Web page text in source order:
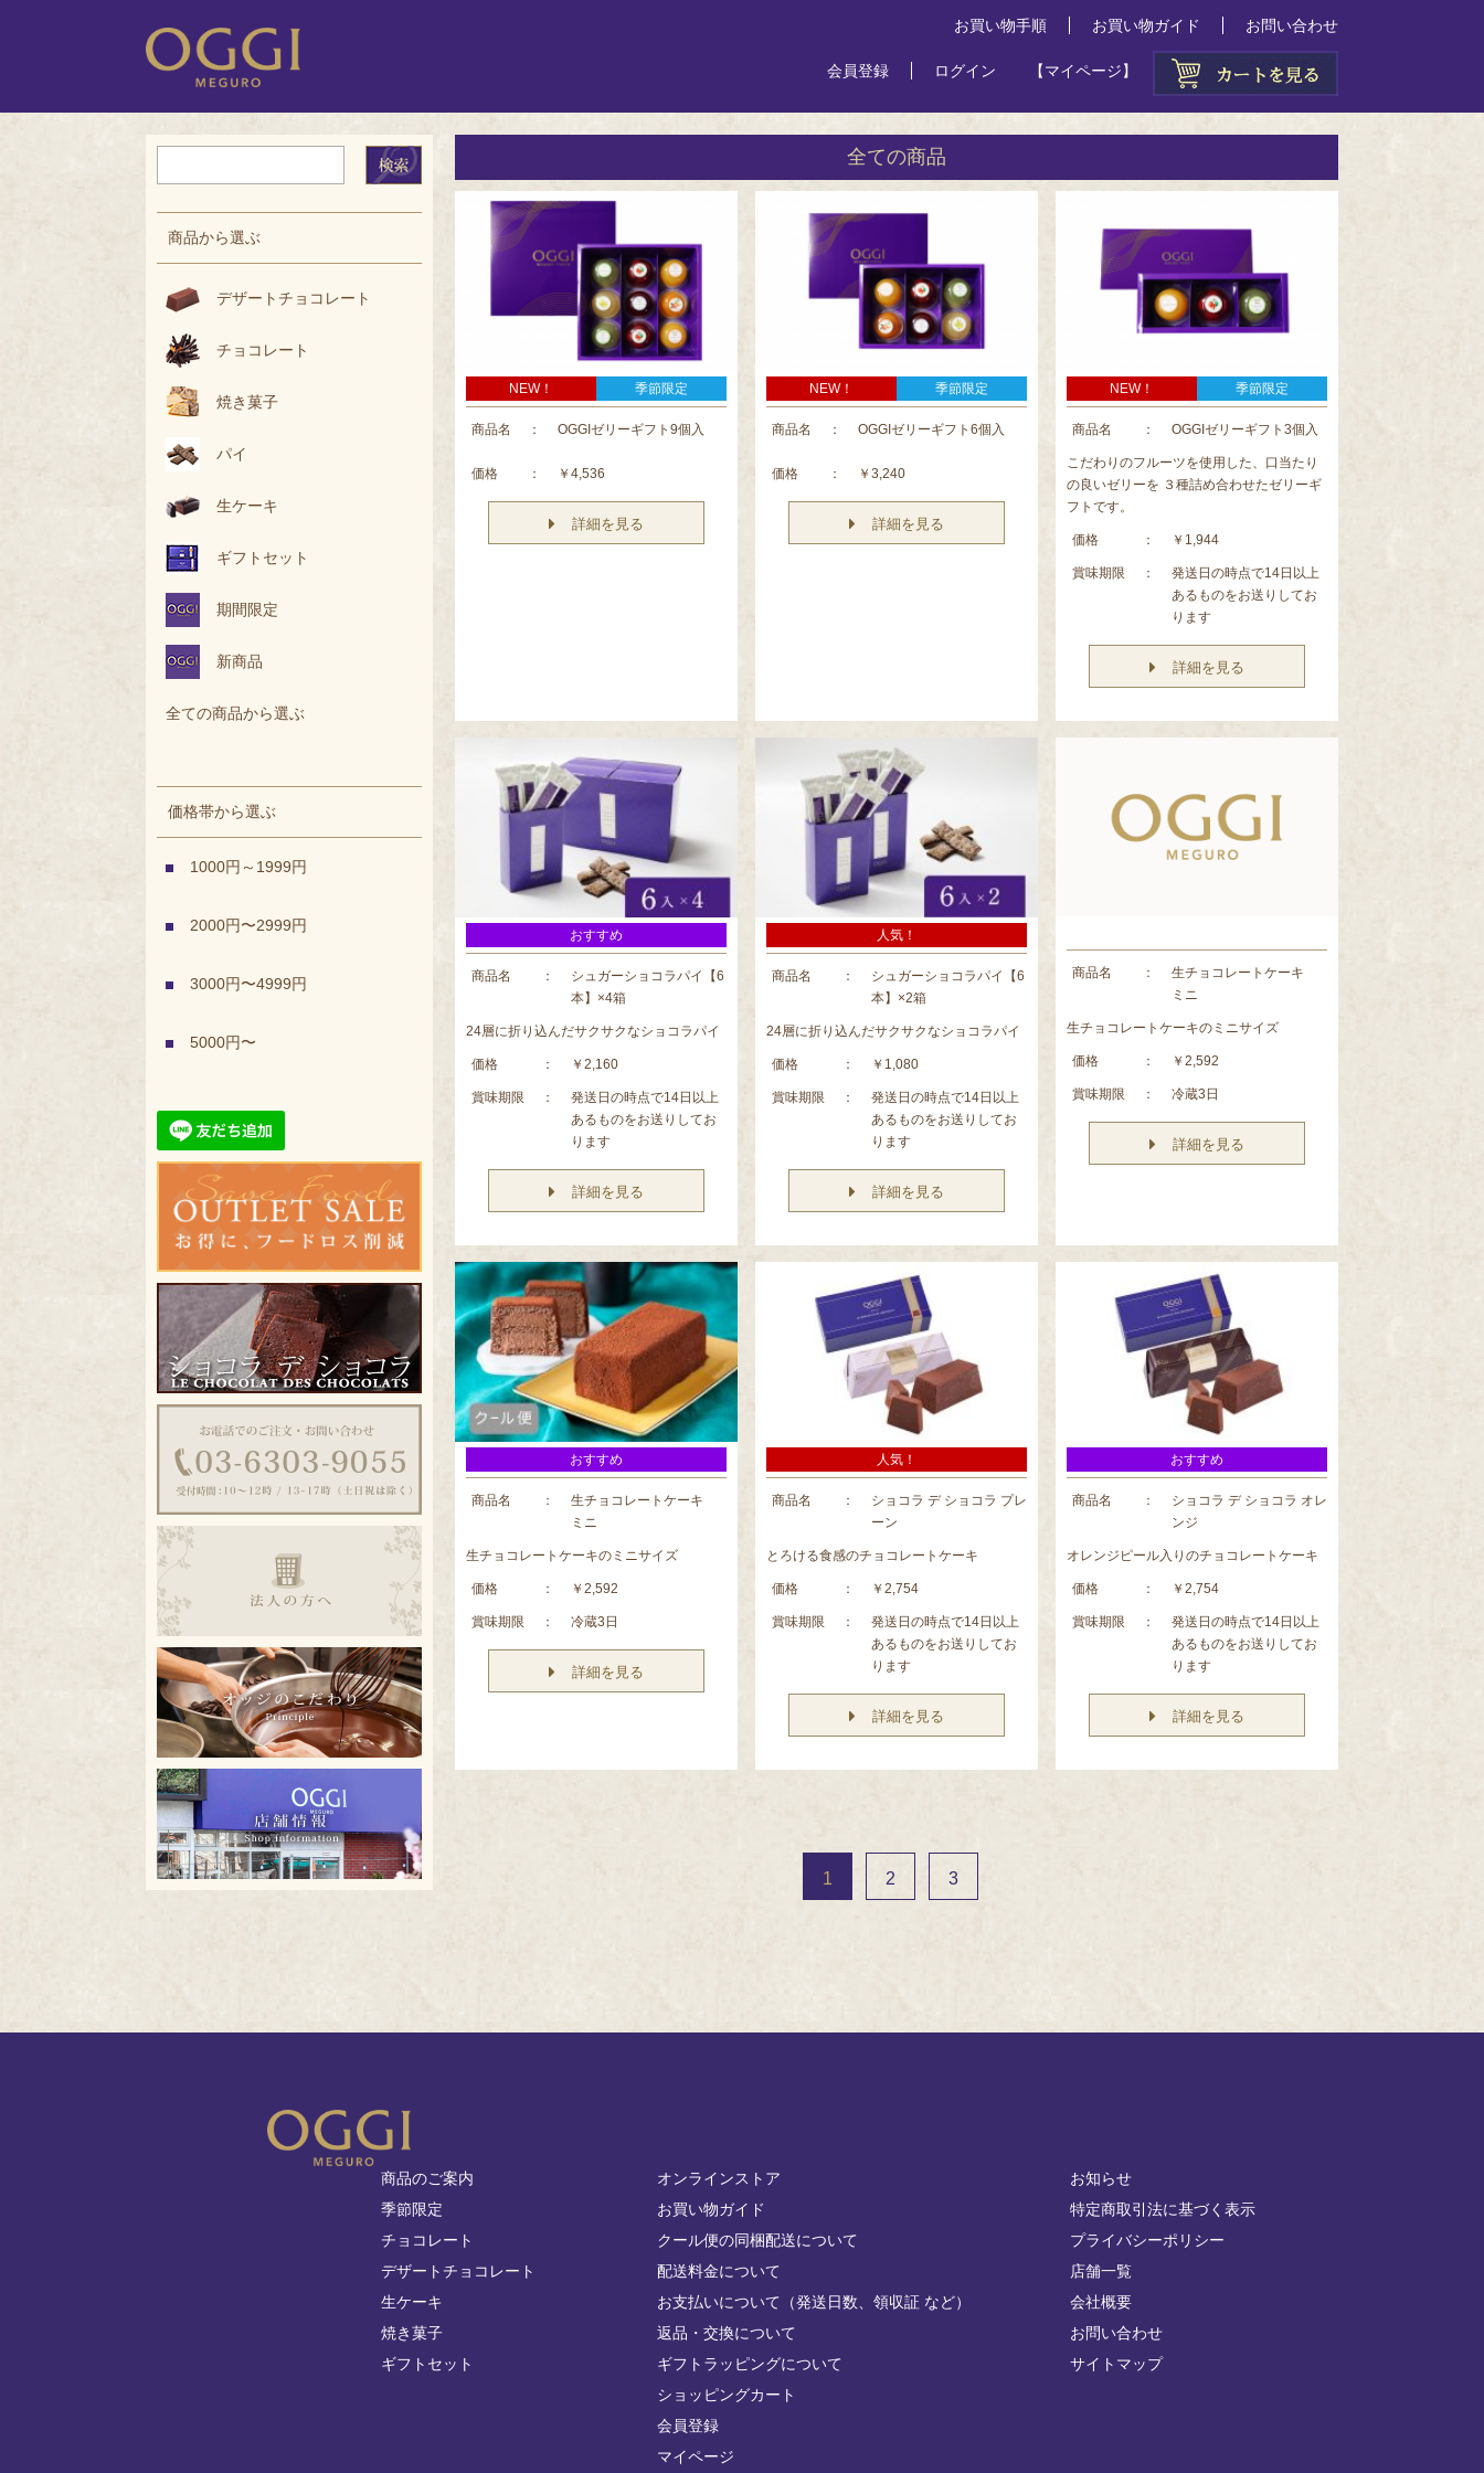
お買い物手順 お買い物ガイド お問い合わせ
会員登録 ログイン 【マイページ】
全ての商品
NEW！ 季節限定
商品名 ： OGGIゼリーギフト9個入
価格 ： ￥4,536
詳細を見る
NEW！ 季節限定
商品名 ： OGGIゼリーギフト6個入
価格 ： ￥3,240
詳細を見る
NEW！ 季節限定
商品名 ： OGGIゼリーギフト3個入
こだわりのフルーツを使用した、口当たり
の良いゼリーを ３種詰め合わせたゼリーギ
フトです。
価格 ： ￥1,944
賞味期限 ：
発送日の時点で14日以上
あるものをお送りしてお
ります
詳細を見る
おすすめ
商品名 ：
シュガーショコラパイ【6
本】×4箱
24層に折り込んだサクサクなショコラパイ
価格 ： ￥2,160
賞味期限 ：
発送日の時点で14日以上
あるものをお送りしてお
ります
詳細を見る
人気！
商品名 ：
シュガーショコラパイ【6
本】×2箱
24層に折り込んだサクサクなショコラパイ
価格 ： ￥1,080
賞味期限 ：
発送日の時点で14日以上
あるものをお送りしてお
ります
詳細を見る
商品名 ：
生チョコレートケーキ
ミニ
生チョコレートケーキのミニサイズ
価格 ： ￥2,592
賞味期限 ： 冷蔵3日
詳細を見る
おすすめ
商品名 ：
生チョコレートケーキ
ミニ
生チョコレートケーキのミニサイズ
価格 ： ￥2,592
賞味期限 ： 冷蔵3日
詳細を見る
人気！
商品名 ：
ショコラ デ ショコラ プレ
ーン
とろける食感のチョコレートケーキ
価格 ： ￥2,754
賞味期限 ：
発送日の時点で14日以上
あるものをお送りしてお
ります
詳細を見る
おすすめ
商品名 ：
ショコラ デ ショコラ オレ
ンジ
オレンジピール入りのチョコレートケーキ
価格 ： ￥2,754
賞味期限 ：
発送日の時点で14日以上
あるものをお送りしてお
ります
詳細を見る
1 2 3
商品から選ぶ
デザートチョコレート
チョコレート
焼き菓子
パイ
生ケーキ
ギフトセット
期間限定
新商品
全ての商品から選ぶ
価格帯から選ぶ
1000円～1999円
2000円〜2999円
3000円〜4999円
5000円〜
商品のご案内
季節限定
チョコレート
デザートチョコレート
生ケーキ
焼き菓子
ギフトセット
オンラインストア
お買い物ガイド
クール便の同梱配送について
配送料金について
お支払いについて（発送日数、領収証 など）
返品・交換について
ギフトラッピングについて
ショッピングカート
会員登録
マイページ
お知らせ
特定商取引法に基づく表示
プライバシーポリシー
店舗一覧
会社概要
お問い合わせ
サイトマップ